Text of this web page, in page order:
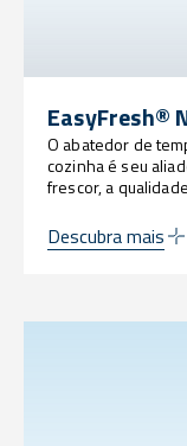
EasyFresh®
O abatedor de
cozinha é seu
frescor, a
permite que as
intactas, otimiza
Descubra mais